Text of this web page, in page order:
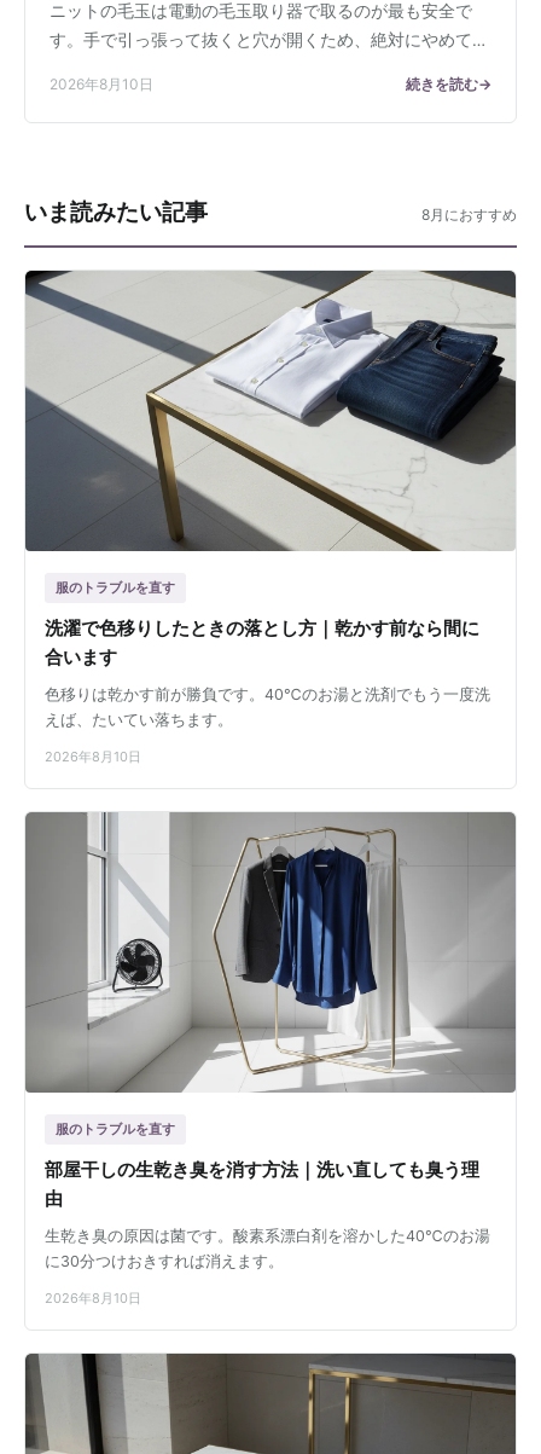
ニットの毛玉は電動の毛玉取り器で取るのが最も安全で
す。手で引っ張って抜くと穴が開くため、絶対にやめてく
2026年8月10日 続きを読む
いま読みたい記事 8月におすすめ
服のトラブルを直す
洗濯で色移りしたときの落とし方｜乾かす前なら間に
合います
色移りは乾かす前が勝負です。40℃のお湯と洗剤でもう一度洗
えば、たいてい落ちます。
2026年8月10日
服のトラブルを直す
部屋干しの生乾き臭を消す方法｜洗い直しても臭う理
由
生乾き臭の原因は菌です。酸素系漂白剤を溶かした40℃のお湯
に30分つけおきすれば消えます。
2026年8月10日